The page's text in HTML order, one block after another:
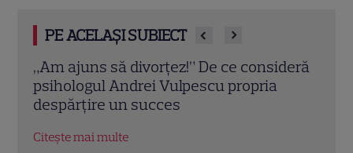
PE ACELAȘI SUBIECT
Eva Pavel nu ia vacanță! Realizatoarea
emisiunii „Apel la Consilier” pregătește
un nou sezon intens la Kanal D
Citește mai multe